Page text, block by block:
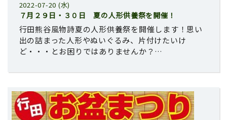
2022-07-20 (水)
７月２９日・３０日 夏の人形供養祭を開催！
行田熊谷風物詩夏の人形供養祭を開催します！思い
出の詰まった人形やぬいぐるみ、片付けたいけ
ど・・・とお困りではありませんか？…